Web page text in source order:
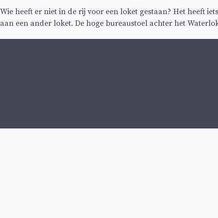
Wie heeft er niet in de rij voor een loket gestaan? Het heeft
aan een ander loket. De hoge bureaustoel achter het